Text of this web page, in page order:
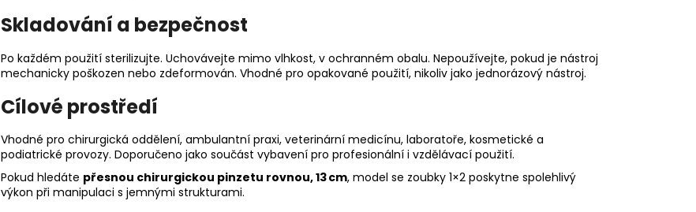
Skladování a bezpečnost
Po každém použití sterilizujte. Uchovávejte mimo vlhkost, v ochranném obalu. Nepoužívejte, pokud je nástroj
mechanicky poškozen nebo zdeformován. Vhodné pro opakované použití, nikoliv jako jednorázový nástroj.
Cílové prostředí
Vhodné pro chirurgická oddělení, ambulantní praxi, veterinární medicínu, laboratoře, kosmetické a
podiatrické provozy. Doporučeno jako součást vybavení pro profesionální i vzdělávací použití.
Pokud hledáte přesnou chirurgickou pinzetu rovnou, 13 cm, model se zoubky 1×2 poskytne spolehlivý
výkon při manipulaci s jemnými strukturami.